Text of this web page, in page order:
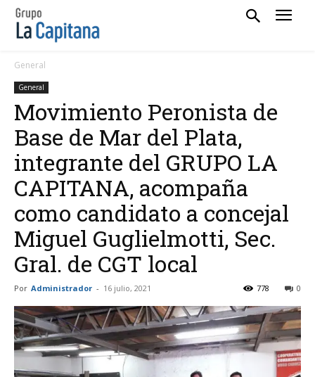
General
General
Movimiento Peronista de
Base de Mar del Plata,
integrante del GRUPO LA
CAPITANA, acompaña
como candidato a concejal
Miguel Guglielmotti, Sec.
Gral. de CGT local
Por Administrador - 16 julio, 2021 0
778